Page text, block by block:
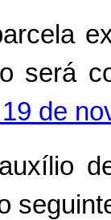
será
de